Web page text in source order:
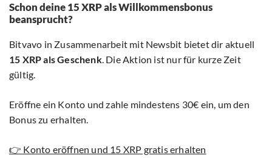
Schon deine 15 XRP als Willkommensbonus
beansprucht?
Bitvavo in Zusammenarbeit mit Newsbit bietet dir aktuell
15 XRP als Geschenk. Die Aktion ist nur für kurze Zeit
gültig.
Eröffne ein Konto und zahle mindestens 30€ ein, um den
Bonus zu erhalten.
👉 Konto eröffnen und 15 XRP gratis erhalten